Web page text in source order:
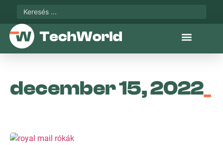
december 15, 2022